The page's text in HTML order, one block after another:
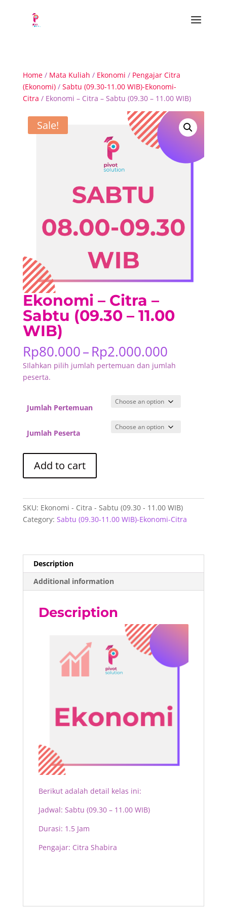
Home/ Mata Kuliah / Ekonomi / Pengajar Citra
(Ekonomi)/ Sabtu (09.30-11.00 WIB)-Ekonomi-
Citra / Ekonomi – Citra – Sabtu (09.30 – 11.00 WIB)
Sale!
Ekonomi – Citra –
Sabtu (09.30 – 11.00
WIB)
Rp80.000–Rp2.000.000Price
range:
Rp80.000
SIlahkan pilih jumlah pertemuan dan jumlah
peserta.
Jumlah Pertemuan
Jumlah Peserta
Sabtu
(09.30
quantity
Add to cart
SKU: Ekonomi - Citra - Sabtu (09.30 - 11.00 WIB)
Category: Sabtu (09.30-11.00 WIB)-Ekonomi-Citra
Description
Additional information
Description
Berikut adalah detail kelas ini:
Jadwal: Sabtu (09.30 – 11.00 WIB)
Durasi: 1.5 Jam
Pengajar: Citra Shabira